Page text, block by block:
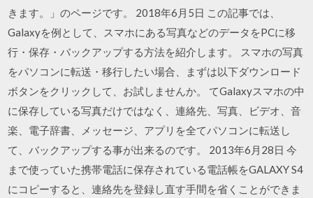
きます。」のページです。 2018年6月5日 この記事では、
Galaxyを例として、スマホにある写真などのデータをPCに移
行・保存・バックアップする方法を紹介します。 スマホの写真
をパソコンに転送・移行したい場合、まずは以下ダウンロード
ボタンをクリックして、お試しませんか。 てGalaxyスマホの中
に保存している写真だけではなく、連絡先、写真、ビデオ、音
楽、電子辞書、メッセージ、アプリを全てパソコンに転送し
て、バックアップする事が出来るのです。 2013年6月28日 今
まで使っていた携帯電話に保存されている電話帳をGALAXY S4
にコピーすると、連絡先を登録し直す手間を省くことができま